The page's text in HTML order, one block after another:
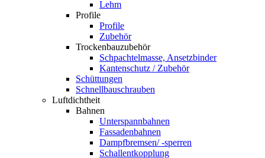
Lehm
Profile
Profile
Zubehör
Trockenbauzubehör
Schpachtelmasse, Ansetzbinder
Kantenschutz / Zubehör
Schüttungen
Schnellbauschrauben
Luftdichtheit
Bahnen
Unterspannbahnen
Fassadenbahnen
Dampfbremsen/ -sperren
Schallentkopplung